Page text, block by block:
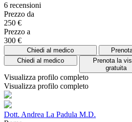
6 recensioni
Prezzo da
250 €
Prezzo a
300 €
Chiedi al medico
Chiedi al medico
Prenota la
gratuita
Visualizza profilo completo
Visualizza profilo completo
Dott. Andrea La Padula M.D.